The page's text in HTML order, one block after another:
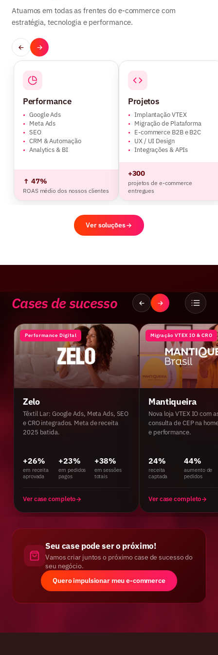
Atuamos em todas as frentes do e-commerce com
estratégia, tecnologia e performance.
Performance
• Google Ads
• Meta Ads
• SEO
• CRM & Automação
• Analytics & BI
↑ 47%
ROAS médio dos nossos clientes
Projetos
• Implantação VTEX
• Migração de Plataforma
• E-commerce B2B e B2C
• UX / UI Design
• Integrações & APIs
+300
projetos de e-commerce
entregues
Ver soluções
Cases de sucesso
Performance Digital
Zelo
Têxtil Lar: Google Ads, Meta Ads, SEO
e CRO integrados. Meta de receita
2025 batida.
+26%
em receita
aprovada
+23%
em pedidos
pagos
+38%
em sessões
totais
Ver case completo
Migração VTEX IO & CRO
Mantiqueira
Nova loja VTEX IO com
consulta de CEP na
e performance.
24%
receita
captada
44%
aumento de
pedidos
Ver case completo
Seu case pode ser o próximo!
Vamos criar juntos o próximo case de sucesso do
seu negócio.
Quero impulsionar meu e-commerce